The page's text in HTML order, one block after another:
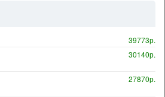
39773р.
30140р.
27870р.